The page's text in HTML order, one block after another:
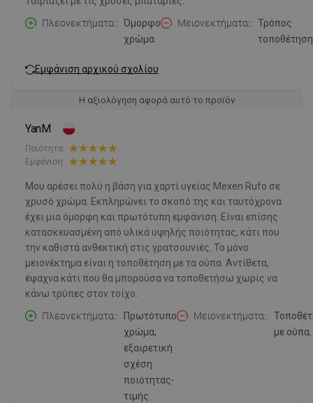
Πλεονεκτήματα:
Όμορφο
χρώμα
Μειονεκτήματα:
Τρόπος
Εμφάνιση αρχικού σχολίου
Η αξιολόγηση αφορά αυτό το προϊόν
YanM
Ποιότητα:
Εμφάνιση:
Μου αρέσει πολύ η βάση για χαρτί υγείας Mexen Rufo σε
χρυσό χρώμα. Εκπληρώνει το σκοπό της και ταυτόχρονα
έχει μια όμορφη και πρωτότυπη εμφάνιση. Είναι επίσης
κατασκευασμένη από υλικά υψηλής ποιότητας, κάτι που
την καθιστά ανθεκτική στις γρατσουνιές. Το μόνο
μειονέκτημα είναι η τοποθέτηση με τα ούπα. Αντίθετα,
έψαχνα κάτι που θα μπορούσα να τοποθετήσω χωρίς να
κάνω τρύπες στον τοίχο.
Πλεονεκτήματα:
Πρωτότυπο
χρώμα,
εξαιρετική
σχέση
ποιότητας-
τιμής
Μειονεκτήματα:
με ούπα.